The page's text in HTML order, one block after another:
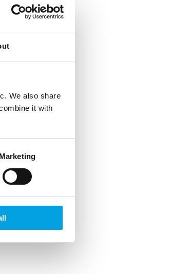
We also share
it with
Marketing